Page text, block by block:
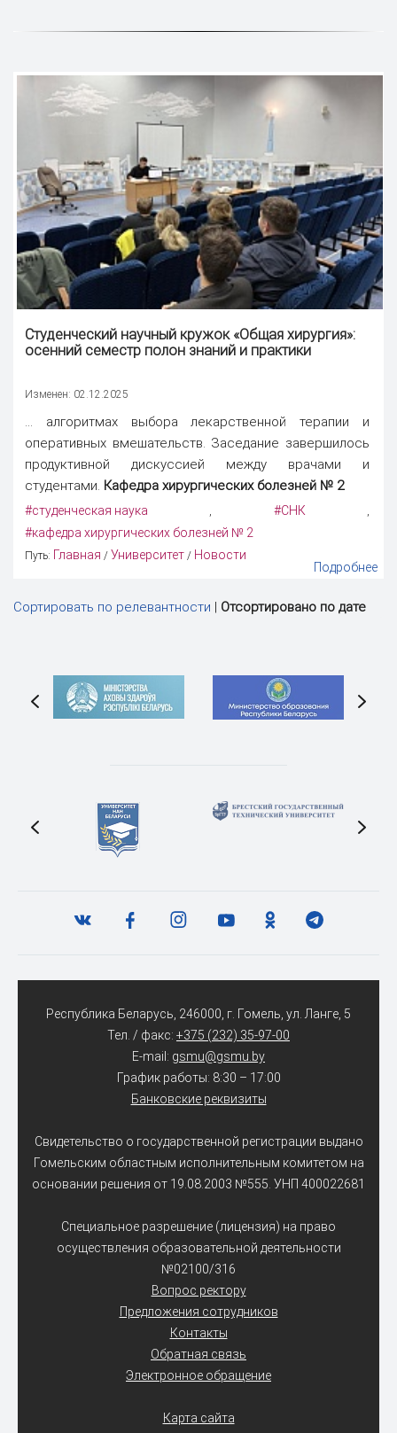
Студенческий научный кружок «Общая хирургия»:
осенний семестр полон знаний и практики
Изменен: 02.12.2025
... алгоритмах выбора лекарственной терапии и
оперативных вмешательств. Заседание завершилось
продуктивной дискуссией между врачами и
студентами. Кафедра хирургических болезней № 2
#студенческая наука , #СНК,
#кафедра хирургических болезней № 2
Путь: Главная / Университет / Новости
Подробнее
Сортировать по релевантности | Отсортировано по дате
Республика Беларусь, 246000, г. Гомель, ул. Ланге, 5
Тел. / факс: +375 (232) 35-97-00
E-mail: gsmu@gsmu.by
График работы: 8:30 – 17:00
Банковские реквизиты
Свидетельство о государственной регистрации выдано
Гомельским областным исполнительным комитетом на
основании решения от 19.08.2003 №555. УНП 400022681
Специальное разрешение (лицензия) на право
осуществления образовательной деятельности
№02100/316
Вопрос ректору
Предложения сотрудников
Контакты
Обратная связь
Электронное обращение
Карта сайта